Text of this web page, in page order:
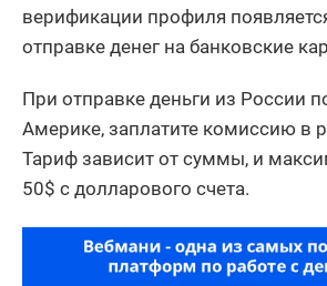
верификации профиля
отправке денег на банковские
При отправке деньги из России
Америке, заплатите комиссию в
Тариф зависит от суммы, и
50$ с долларового счета.